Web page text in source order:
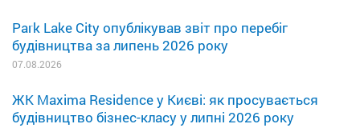
Park Lake City опублікував звіт про перебіг
будівництва за липень 2026 року
07.08.2026
ЖК Maxima Residence у Києві: як просувається
будівництво бізнес-класу у липні 2026 року